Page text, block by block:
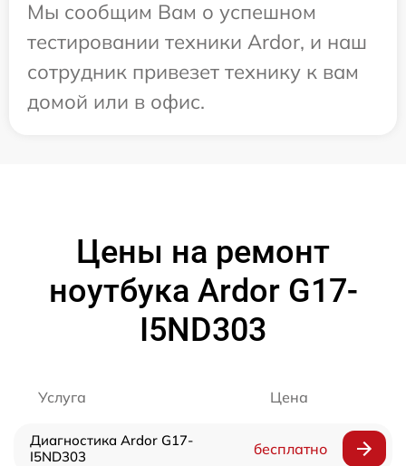
Мы сообщим Вам о успешном
тестировании техники Ardor, и наш
сотрудник привезет технику к вам
домой или в офис.
Цены на ремонт
ноутбука Ardor G17-
I5ND303
Услуга Цена
Диагностика Ardor G17-
I5ND303
бесплатно